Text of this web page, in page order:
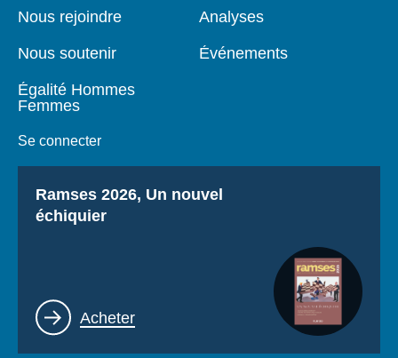
Nous rejoindre
Nous soutenir
Égalité Hommes
Femmes
Se connecter
Analyses
Événements
Titre
Ramses 2026, Un nouvel
échiquier
Lien
Acheter